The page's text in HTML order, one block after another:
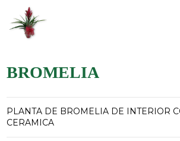
BROMELIA
PLANTA DE BROMELIA DE INTERIOR
CERAMICA